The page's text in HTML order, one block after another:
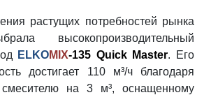
растущих потребностей рынка
высокопроизводительный
ELKOMIX-135 Quick Master. Его
достигает 110 м³/ч благодаря
смесителю на 3 м³, оснащенному